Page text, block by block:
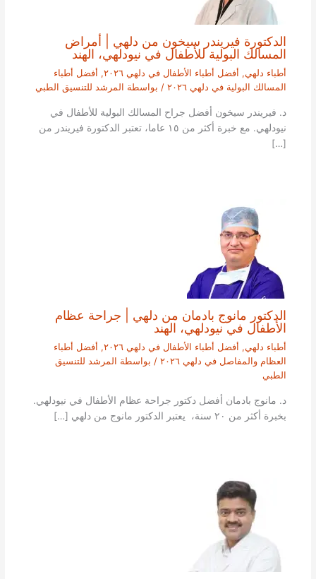
الدكتورة فيريندر سيخون من دلهي | أمراض
المسالك البولية للأطفال في نيودلهي، الهند
أطباء دلهي, أفضل أطباء الأطفال في دلهي ٢٠٢٦ , أفضل أطباء
المسالك البولية في دلهي ٢٠٢٦
/ بواسطة المرشد للتنسيق الطبي
د. فيريندر سيخون أفضل جراح المسالك البولية للأطفال في
نيودلهي. مع خبرة أكثر من ١٥ عاما، تعتبر الدكتورة فيريندر من
[…]
الدكتور مانوج بادمان من دلهي | جراحة عظام
الأطفال في نيودلهي، الهند
أطباء دلهي, أفضل أطباء الأطفال في دلهي ٢٠٢٦ , أفضل أطباء
العظام والمفاصل في دلهي ٢٠٢٦
/ بواسطة المرشد للتنسيق
الطبي
د. مانوج بادمان أفضل دكتور جراحة عظام الأطفال في نيودلهي.
بخبرة أكثر من ٢٠ سنة، يعتبر الدكتور مانوج من دلهي […]